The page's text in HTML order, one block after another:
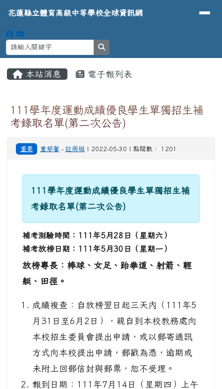
花蓮縣立體育高級中等學校全球資
導覽列
花蓮縣立體育高級中等學校全球資訊網
本站消息 電子報列表
111學年度運動成績優良學生單獨招生補
考錄取名單(第二次公告)
重要 童郁馨 -註冊組 | 2022-05-30 | 點閱數： 1201
111學年度運動成績優良學生單獨招生補
考錄取名單(第二次公告)
補考測驗時間：111年5月28日（星期六）
補考放榜日期：111年5月30日
（星期一）
放榜專長：棒球、女足、跆拳道、射箭、輕
艇、田徑。
成績複查：自放榜翌日起三天內（111年5
月31日至6月2日），親自到本校教務處向
本校招生委員會提出申請，或以郵寄通訊
方式向本校提出申請，郵戳為憑，逾期或
未附上回郵信封與郵票，恕不受理。
報到日期：111年7月14日（星期四）上午